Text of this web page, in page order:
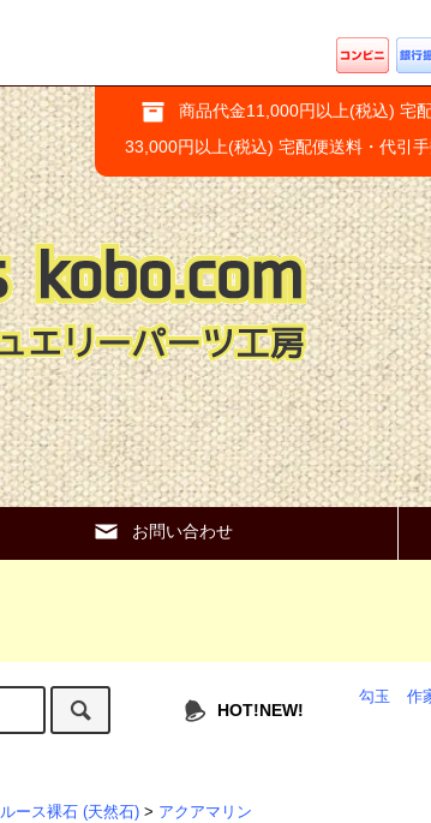
商品代金11,000円以上(税込) 宅
33,000円以上(税込) 宅配便送料・代引
お問い合わせ
HOT!NEW!
勾玉 作
ルース裸石 (天然石) > アクアマリン